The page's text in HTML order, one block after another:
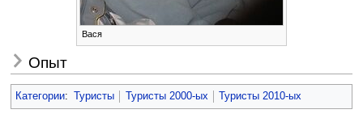
Вася
Опыт
Категории: Туристы Туристы 2000-ых Туристы 2010-ых